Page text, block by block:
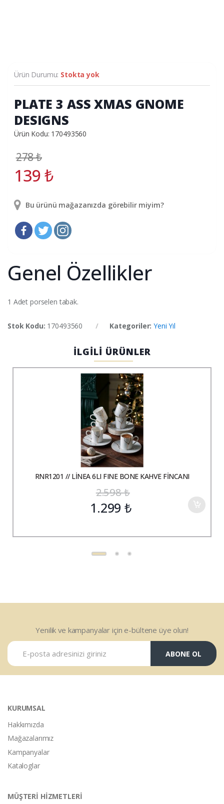
Ürün Durumu: Stokta yok
PLATE 3 ASS XMAS GNOME
DESIGNS
Ürün Kodu: 170493560
278₺
139₺
Bu ürünü mağazanızda görebilir miyim?
Genel Özellikler
1 Adet porselen tabak.
Stok Kodu: 170493560 Kategoriler:Yeni Yıl
İLGİLİ ÜRÜNLER
RNR1201 // LİNEA 6LI FINE BONE KAHVE FİNCANI
2.598₺
1.299₺
Yenilik ve kampanyalar için e-bültene üye olun!
ABONE OL
KURUMSAL
Hakkımızda
Mağazalarımız
Kampanyalar
Kataloglar
MÜŞTERİ HİZMETLERİ